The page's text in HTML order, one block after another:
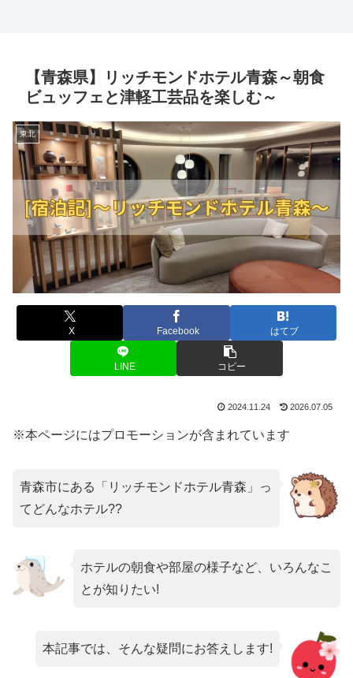
【青森県】リッチモンドホテル青森～朝食
ビュッフェと津軽工芸品を楽しむ～
東北
X Facebook はてブ
LINE コピー
2024.11.24 2026.07.05
※本ページにはプロモーションが含まれています
青森市にある「リッチモンドホテル青森」っ
てどんなホテル??
ホテルの朝食や部屋の様子など、いろんなこ
とが知りたい!
本記事では、そんな疑問にお答えします!